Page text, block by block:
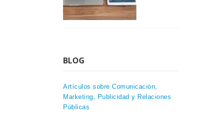
BLOG
Artículos sobre Comunicación,
Marketing, Publicidad y Relaciones
Públicas